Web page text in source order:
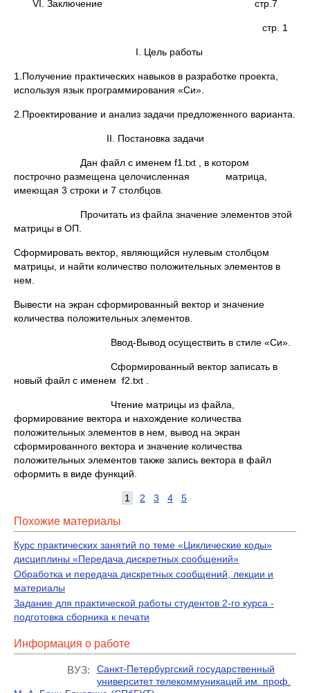
VI. Заключение стр.7
стр. 1
I. Цель работы
1.Получение практических навыков в разработке проекта,
используя язык программирования «Си».
2.Проектирование и анализ задачи предложенного варианта.
II. Постановка задачи
Дан файл с именем f1.txt , в котором
построчно размещена целочисленная матрица,
имеющая 3 строки и 7 столбцов.
Прочитать из файла значение элементов этой
матрицы в ОП.
Сформировать вектор, являющийся нулевым столбцом
матрицы, и найти количество положительных элементов в
нем.
Вывести на экран сформированный вектор и значение
количества положительных элементов.
Ввод-Вывод осуществить в стиле «Си».
Сформированный вектор записать в
новый файл с именем f2.txt .
Чтение матрицы из файла,
формирование вектора и нахождение количества
положительных элементов в нем, вывод на экран
сформированного вектора и значение количества
положительных элементов также запись вектора в файл
оформить в виде функций.
1 2 3 4 5
Похожие материалы
Курс практических занятий по теме «Циклические коды»
дисциплины «Передача дискретных сообщений»
Обработка и передача дискретных сообщений, лекции и
материалы
Задание для практической работы студентов 2-го курса -
подготовка сборника к печати
Информация о работе
ВУЗ:
Санкт-Петербургский государственный
университет телекоммуникаций им. проф.